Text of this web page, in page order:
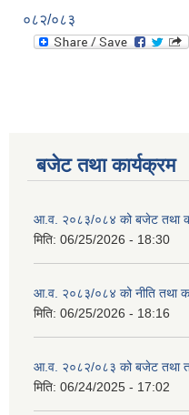
०८२/०८३
बजेट तथा कार्यक्रम
आ.व. २०८३/०८४ को बजेट तथा
मिति: 06/25/2026 - 18:30
आ.व. २०८३/०८४ को नीति तथा
मिति: 06/25/2026 - 18:16
आ.व. २०८२/०८३ को बजेट तथा
मिति: 06/24/2025 - 17:02